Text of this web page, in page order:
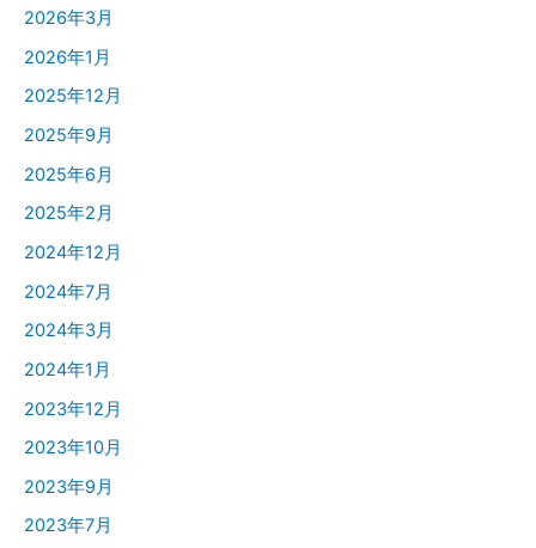
2026年3月
2026年1月
2025年12月
2025年9月
2025年6月
2025年2月
2024年12月
2024年7月
2024年3月
2024年1月
2023年12月
2023年10月
2023年9月
2023年7月